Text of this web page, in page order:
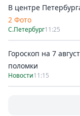
В центре
2 Фото
С.Петербург11:25
Гороскоп на 7
поломки
Новости11:15